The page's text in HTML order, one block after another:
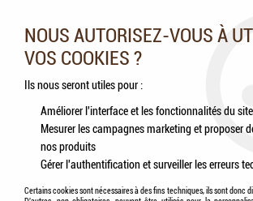
samedi de 9h à 18h
Accueil > Chiens >Accessoires
Dreambay® NOIR
NOUS AUTORISEZ-VOUS À
VOS COOKIES ?
Ils nous seront utiles pour :
Améliorer l'interface et les fonctionnalités du site
Mesurer les campagnes marketing et proposer
nos produits
Gérer l'authentification et surveiller les erreurs
Certains cookies sont nécessaires à des fins techniques, ils sont donc